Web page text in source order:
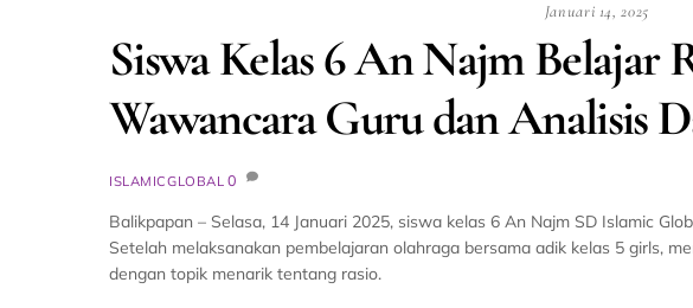
Januari 14, 2025
Siswa Kelas 6 An Najm Belajar
Wawancara Guru dan Analisis
ISLAMICGLOBAL 0
Balikpapan – Selasa, 14 Januari 2025, siswa kelas 6 An Najm SD Islamic
Setelah melaksanakan pembelajaran olahraga bersama adik kelas 5 girls,
dengan topik menarik tentang rasio.